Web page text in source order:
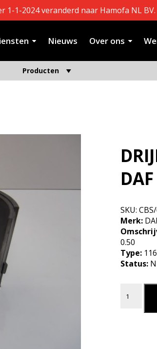
1-1-2024 veranderd naar Hamofa NL BV.
Nieuws Over ons
Producten
SKU:
Merk:
0.50
Type:
Status: